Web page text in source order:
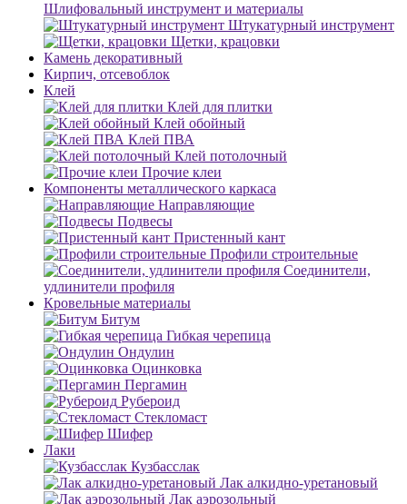
Шлифовальный инструмент и материалы
Штукатурный инструмент
Щетки, крацовки
Камень декоративный
Кирпич, отсевоблок
Клей
Клей для плитки
Клей обойный
Клей ПВА
Клей потолочный
Прочие клеи
Компоненты металлического каркаса
Направляющие
Подвесы
Пристенный кант
Профили строительные
Соединители,
удлинители профиля
Кровельные материалы
Битум
Гибкая черепица
Ондулин
Оцинковка
Пергамин
Рубероид
Стекломаст
Шифер
Лаки
Кузбасслак
Лак алкидно-уретановый
Лак аэрозольный